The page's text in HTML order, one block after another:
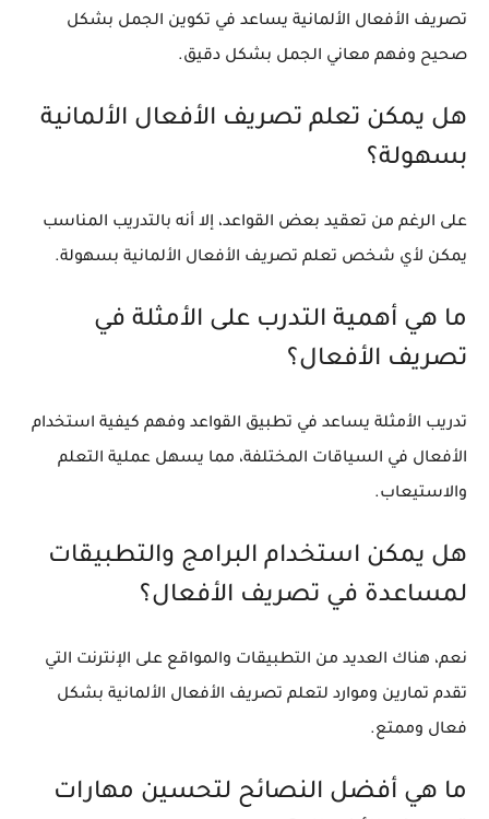
تصريف الأفعال الألمانية يساعد في تكوين الجمل بشكل
صحيح وفهم معاني الجمل بشكل دقيق.
هل يمكن تعلم تصريف الأفعال الألمانية
بسهولة؟
على الرغم من تعقيد بعض القواعد، إلا أنه بالتدريب المناسب
يمكن لأي شخص تعلم تصريف الأفعال الألمانية بسهولة.
ما هي أهمية التدرب على الأمثلة في
تصريف الأفعال؟
تدريب الأمثلة يساعد في تطبيق القواعد وفهم كيفية استخدام
الأفعال في السياقات المختلفة، مما يسهل عملية التعلم
والاستيعاب.
هل يمكن استخدام البرامج والتطبيقات
لمساعدة في تصريف الأفعال؟
نعم، هناك العديد من التطبيقات والمواقع على الإنترنت التي
تقدم تمارين وموارد لتعلم تصريف الأفعال الألمانية بشكل
فعال وممتع.
ما هي أفضل النصائح لتحسين مهارات